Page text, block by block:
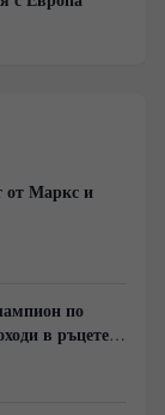
от Маркс и
по
в ръцете